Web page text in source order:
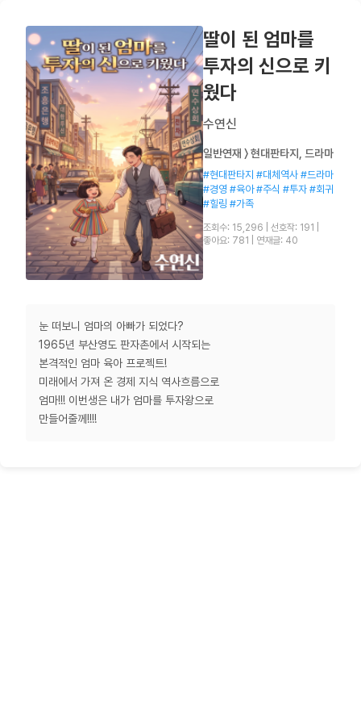
딸이 된 엄마를
투자의 신으로 키
웠다
수연신
일반연재 〉 현대판타지, 드라마
#현대판타지 #대체역사 #드라마
#경영 #육아 #주식 #투자 #회귀
#힐링 #가족
조회수: 15,296 선호작: 191
좋아요: 781
연재글: 40
눈 떠보니 엄마의 아빠가 되었다?
1965년 부산영도 판자촌에서 시작되는
본격적인 엄마 육아 프로젝트!
미래에서 가져 온 경제 지식 역사흐름으로
엄마!!! 이번생은 내가 엄마를 투자왕으로
만들어줄께!!!!